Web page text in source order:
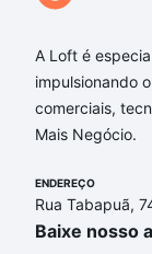
venda em Vila
Aqui na Loft
Sorocaba, SP
nossas
ainda tem
processo de
custa
A Loft é
impulsionando
comerciais,
Mais Negócio.
ENDEREÇO
Rua Tabapuã,
Baixe nosso